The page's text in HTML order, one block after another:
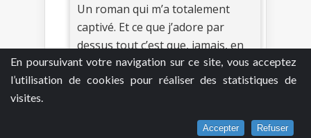
En poursuivant votre navigation sur ce site, vous acceptez
l’utilisation de cookies pour réaliser des statistiques de
visites.
Accepter Refuser
Un roman qui m’a totalement
captivé. Et ce que j’adore par
dessus tout c’est que, jamais, en
commençant ma lecture, je ne me
serais attendue à un tel
son intrigue avec finesse et m’a